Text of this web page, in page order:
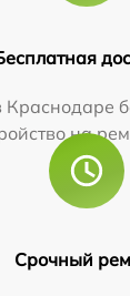
на
Срочный